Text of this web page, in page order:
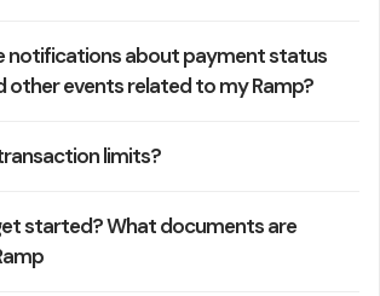
notifications about payment status
other events related to my Ramp?
limits?
started? What documents are